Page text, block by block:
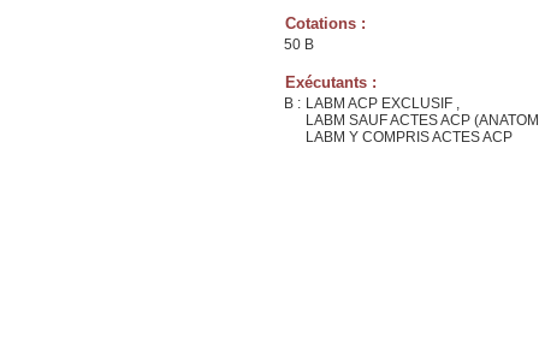
Cotations :
50 B
Exécutants :
B : LABM ACP EXCLUSIF ,
LABM SAUF ACTES ACP
LABM Y COMPRIS ACTES ACP